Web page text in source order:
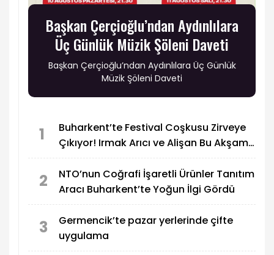
Başkan Çerçioğlu’ndan Aydınlılara
Üç Günlük Müzik Şöleni Daveti
Başkan Çerçioğlu’ndan Aydınlılara Üç Günlük
Müzik Şöleni Daveti
1
Buharkent’te Festival Coşkusu Zirveye
Çıkıyor! Irmak Arıcı ve Alişan Bu Akşam
2
NTO’nun Coğrafi İşaretli Ürünler Tanıtım
Aracı Buharkent’te Yoğun İlgi Gördü
3
Germencik’te pazar yerlerinde çifte
uygulama